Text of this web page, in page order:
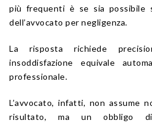
più frequenti è se sia possibile
dell’avvocato per negligenza.
La risposta richiede
insoddisfazione equivale
professionale.
L’avvocato, infatti, non assume
risultato, ma un obbligo di